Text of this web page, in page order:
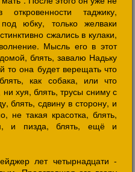
таджику,
юбку, только желваки
сжались в кулаки,
Мысль его в этот
блять, завалю Надьку
то она будет верещать что
как собака, или что
хуя, блять, трусы сниму с
блять, сдвину в сторону, и
не такая красотка, блять,
и пизда, блять, ещё и
лет четырнадцати -